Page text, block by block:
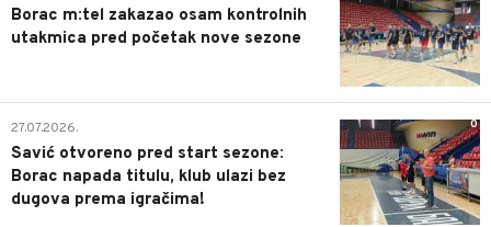
Borac m:tel zakazao osam kontrolnih
utakmica pred početak nove sezone
0
27.07.2026.
Savić otvoreno pred start sezone:
Borac napada titulu, klub ulazi bez
dugova prema igračima!